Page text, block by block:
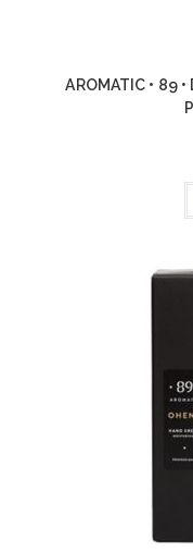
AROMATIC • 89 •